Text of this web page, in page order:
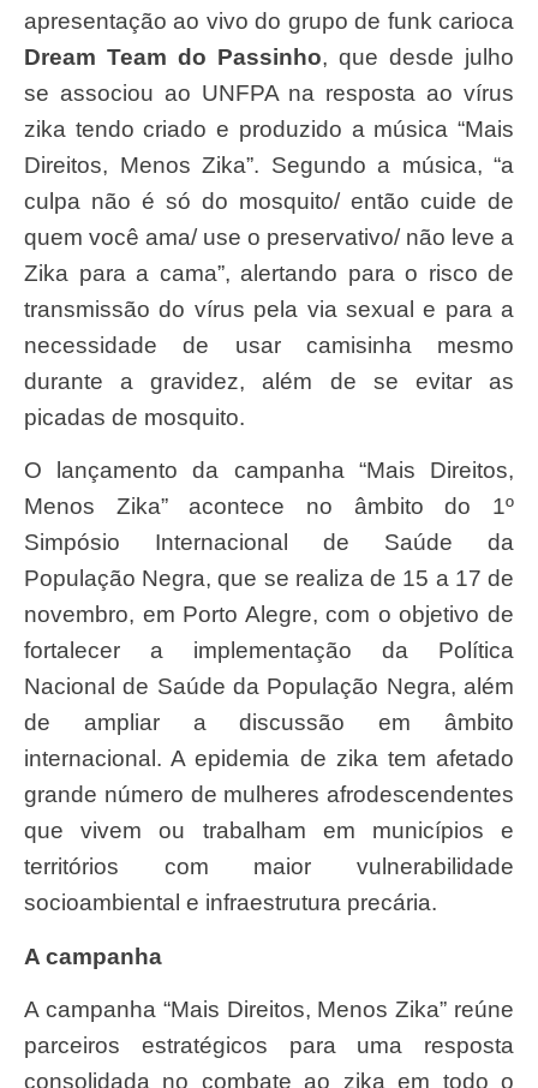
apresentação ao vivo do grupo de funk carioca
Dream Team do Passinho, que desde julho
se associou ao UNFPA na resposta ao vírus
zika tendo criado e produzido a música “Mais
Direitos, Menos Zika”. Segundo a música, “a
culpa não é só do mosquito/ então cuide de
quem você ama/ use o preservativo/ não leve a
Zika para a cama”, alertando para o risco de
transmissão do vírus pela via sexual e para a
necessidade de usar camisinha mesmo
durante a gravidez, além de se evitar as
picadas de mosquito.
O lançamento da campanha “Mais Direitos,
Menos Zika” acontece no âmbito do 1º
Simpósio Internacional de Saúde da
População Negra, que se realiza de 15 a 17 de
novembro, em Porto Alegre, com o objetivo de
fortalecer a implementação da Política
Nacional de Saúde da População Negra, além
de ampliar a discussão em âmbito
internacional. A epidemia de zika tem afetado
grande número de mulheres afrodescendentes
que vivem ou trabalham em municípios e
territórios com maior vulnerabilidade
socioambiental e infraestrutura precária.
A campanha
A campanha “Mais Direitos, Menos Zika” reúne
parceiros estratégicos para uma resposta
consolidada no combate ao zika em todo o